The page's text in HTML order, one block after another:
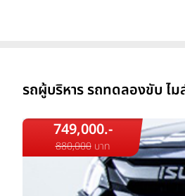
รถผู้บริหาร รถทดลองขับ ไ
749,000.-
880,000บาท